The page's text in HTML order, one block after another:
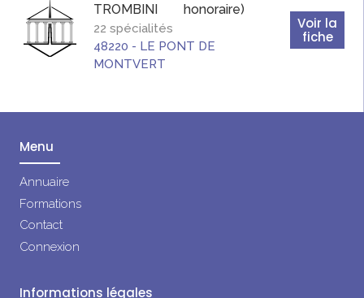
TROMBINI
honoraire)
22 spécialités
48220 - LE PONT DE
MONTVERT
Voir la
fiche
Menu
Annuaire
Formations
Contact
Connexion
Informations légales